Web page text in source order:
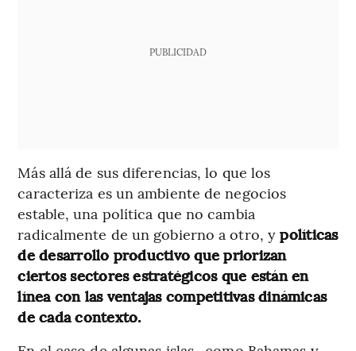
PUBLICIDAD
Más allá de sus diferencias, lo que los
caracteriza es un ambiente de negocios
estable, una política que no cambia
radicalmente de un gobierno a otro, y políticas
de desarrollo productivo que priorizan
ciertos sectores estratégicos que están en
línea con las ventajas competitivas dinámicas
de cada contexto.